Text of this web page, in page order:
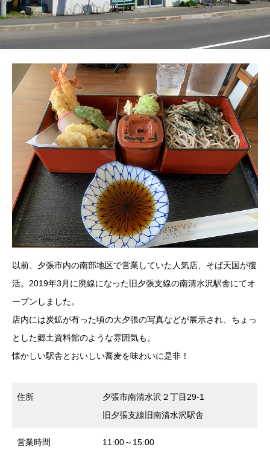
以前、夕張市内の南部地区で営業していた人気店、そば天国が復
活。2019年3月に廃線になった旧夕張支線の南清水沢駅舎にてオ
ープンしました。
店内には炭鉱が有った頃の大夕張の写真などが展示され、ちょっ
とした郷土資料館のような雰囲気も。
懐かしい駅舎とおいしい蕎麦を味わいに是非！
住所
夕張市南清水沢２丁目29-1
旧夕張支線旧南清水沢駅舎
営業時間 11:00～15:00